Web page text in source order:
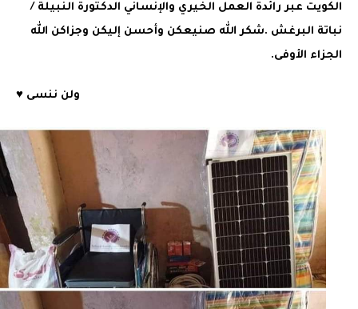
الكويت عبر رائدة العمل الخيري والإنساني الدكتورة النبيلة /
نباتة البرغش .شكر الله صنيعكن وأحسن إليكن وجزاكن الله
الجزاء الأوفى.
ولن ننسى ♥